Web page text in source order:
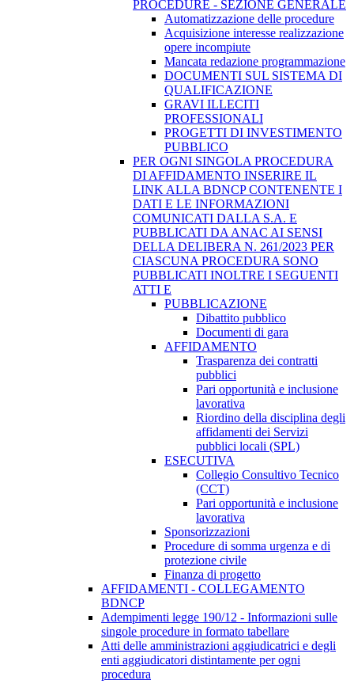
PROCEDURE - SEZIONE GENERALE
Automatizzazione delle procedure
Acquisizione interesse realizzazione
opere incompiute
Mancata redazione programmazione
DOCUMENTI SUL SISTEMA DI
QUALIFICAZIONE
GRAVI ILLECITI
PROFESSIONALI
PROGETTI DI INVESTIMENTO
PUBBLICO
PER OGNI SINGOLA PROCEDURA
DI AFFIDAMENTO INSERIRE IL
LINK ALLA BDNCP CONTENENTE I
DATI E LE INFORMAZIONI
COMUNICATI DALLA S.A. E
PUBBLICATI DA ANAC AI SENSI
DELLA DELIBERA N. 261/2023 PER
CIASCUNA PROCEDURA SONO
PUBBLICATI INOLTRE I SEGUENTI
ATTI E
PUBBLICAZIONE
Dibattito pubblico
Documenti di gara
AFFIDAMENTO
Trasparenza dei contratti
pubblici
Pari opportunità e inclusione
lavorativa
Riordino della disciplina degli
affidamenti dei Servizi
pubblici locali (SPL)
ESECUTIVA
Collegio Consultivo Tecnico
(CCT)
Pari opportunità e inclusione
lavorativa
Sponsorizzazioni
Procedure di somma urgenza e di
protezione civile
Finanza di progetto
AFFIDAMENTI - COLLEGAMENTO
BDNCP
Adempimenti legge 190/12 - Informazioni sulle
singole procedure in formato tabellare
Atti delle amministrazioni aggiudicatrici e degli
enti aggiudicatori distintamente per ogni
procedura